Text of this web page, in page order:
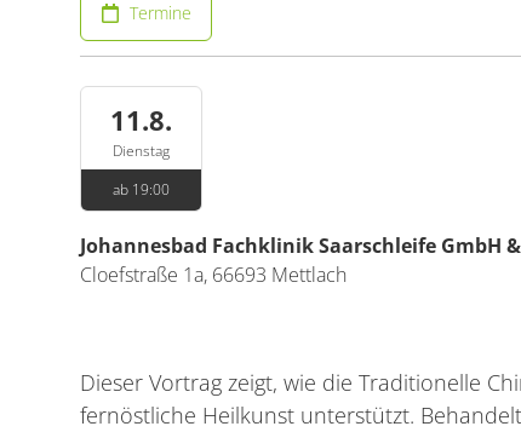
Termine
11.8.
Dienstag
ab 19:00
Johannesbad Fachklinik Saarschleife GmbH &
Cloefstraße 1a, 66693 Mettlach
Dieser Vortrag zeigt, wie die Traditionelle
fernöstliche Heilkunst unterstützt.